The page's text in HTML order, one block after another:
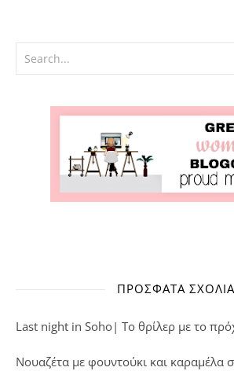
ΠΡΌΣΦΑΤΑ ΣΧΌΛΙΑ
Last night in Soho| Το θρίλερ με το
Νουαζέτα με φουντούκι και καραμέλα